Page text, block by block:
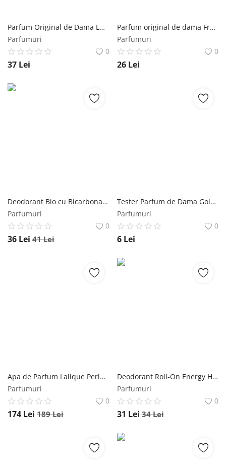
Parfum Original de Dama Lucky Crystal D'olly EDP Florgarden, 30 ml Florgarden
Parfumuri
0
37 Lei
Parfum original de dama Free Lady Koppa Kabana EDP 50ml Florgarden
Parfumuri
0
26 Lei
Deodorant Bio cu Bicarbonat Gentle Rain Saimara, 50 ml Saimara
Parfumuri
0
36 Lei 41Lei
Tester Parfum de Dama Gold Touch Lady Gold cod 530 Florgarden, 2 ml Florgarden
Parfumuri
0
6 Lei
Apa de Parfum Lalique Perles de Lalique, Femei, 100 ml Lalique
Parfumuri
0
174 Lei 189Lei
Deodorant Roll-On Energy Herbagen, 50 ml Herbagen
Parfumuri
0
31 Lei 34Lei